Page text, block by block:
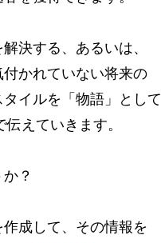
決する、あるいは、
かれていない将来の
イルを「物語」として
えていきます。
？
成して、その情報を